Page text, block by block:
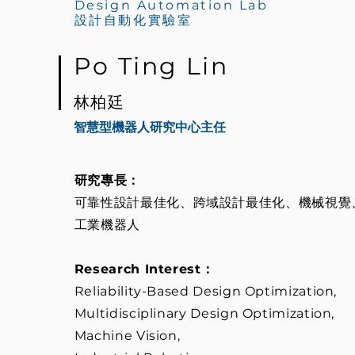
Design Automation Lab
設計自動化實驗室
Po Ting Lin
林柏廷
智慧型機器人研究中心主任
研究專長：
可靠性設計最佳化、跨域設計最佳化、機械視覺
工業機器人
Research Interest：
Reliability-Based Design Optimization,
Multidisciplinary Design Optimization,
Machine Vision,